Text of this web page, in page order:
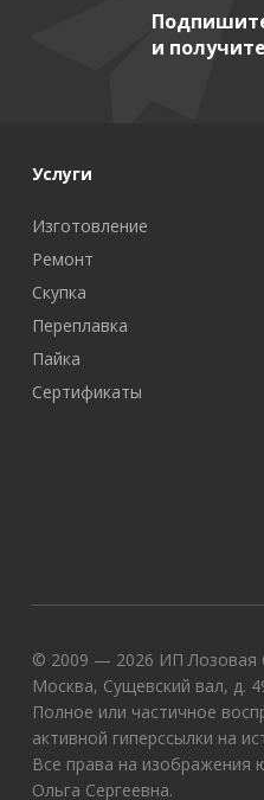
и
Услуги
Изготовление
Ремонт
Скупка
Переплавка
Пайка
Сертификаты
© 2009 — 2026 ИП Лозовая
Москва, Сущевский вал, д.
Полное или частичное
активной гиперссылки на
Все права на изображения
Ольга Сергеевна.